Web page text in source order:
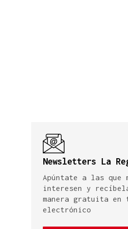
Newsletters La
Apúntate a las que
interesen y
manera gratuita en
electrónico